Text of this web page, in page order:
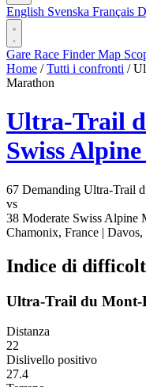
English Svenska Français
Gare Race FinderMap
Home / Tutti i confronti /
Marathon
Ultra-Trail
Swiss
67 Demanding Ultra-Trail
vs
38 Moderate Swiss Alpine
Chamonix, France | Davos,
Indice di
Ultra-Trail du Mont-
Distanza
22
Dislivello positivo
27.4